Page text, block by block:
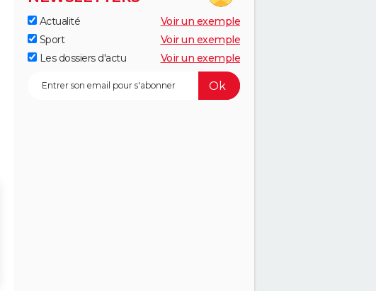
Actualité
Voir un exemple
Sport
Voir un exemple
Les dossiers d'actu
Voir un exemple